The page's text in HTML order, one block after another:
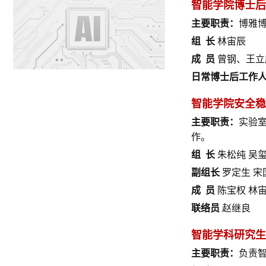
智能学院博士
主要职责： 博雅
组 长 林宙辰
成 员 曾钢、王
日常博士后工作
智能学院安全
主要职责： 实验
作。
组 长 朱松纯 吴
副组长 罗定生 宋
成 员 陈宝权 林
联络员 赵继良
智能学科研究
主要职责： 负责